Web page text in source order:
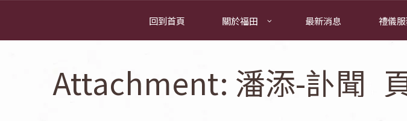
回到首頁 關於福田 最新消息 禮儀
Attachment: 潘添-訃聞_